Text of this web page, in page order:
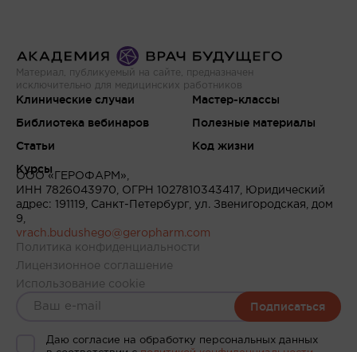
Материал, публикуемый на сайте, предназначен
исключительно для медицинских работников
Клинические случаи
Библиотека вебинаров
Статьи
Курсы
Мастер-классы
Полезные материалы
Код жизни
ООО «ГЕРОФАРМ»,
ИНН 7826043970, ОГРН 1027810343417, Юридический
адрес: 191119, Санкт-Петербург, ул. Звенигородская, дом
9,
vrach.budushego@geropharm.com
Политика конфиденциальности
Лицензионное соглашение
Использование cookie
Подписаться
Даю согласие на обработку персональных данных